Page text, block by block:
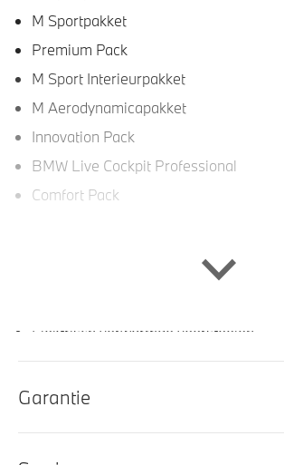
M Sportpakket
Premium Pack
M Sport Interieurpakket
M Aerodynamicapakket
Innovation Pack
BMW Live Cockpit Professional
Comfort Pack
Elektrisch verwarmde voorstoelen
Elektrisch verstelbare stoelen
Elektrisch verstelbare voorstoel(en)
Garantie